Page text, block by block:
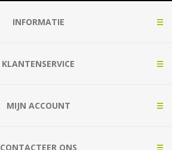
INFORMATIE
KLANTENSERVICE
MIJN ACCOUNT
CONTACTEER ONS